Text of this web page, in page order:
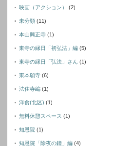
映画（アクション） (2)
未分類 (11)
本山興正寺 (1)
東寺の縁日「初弘法」編 (5)
東寺の縁日「弘法」さん (1)
東本願寺 (6)
法住寺編 (1)
洋食(北区) (1)
無料休憩スペース (1)
知恩院 (1)
知恩院「除夜の鐘」編 (4)